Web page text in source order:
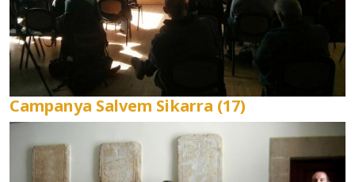
Campanya Salvem Sikarra (17)